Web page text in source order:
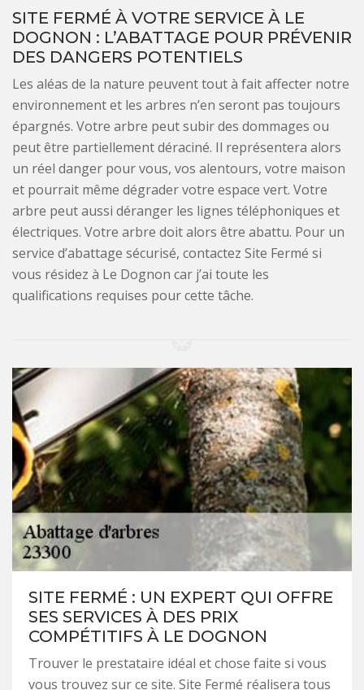
SITE FERMÉ À VOTRE SERVICE À LE
DOGNON : L’ABATTAGE POUR PRÉVENIR
DES DANGERS POTENTIELS
Les aléas de la nature peuvent tout à fait affecter notre
environnement et les arbres n’en seront pas toujours
épargnés. Votre arbre peut subir des dommages ou
peut être partiellement déraciné. Il représentera alors
un réel danger pour vous, vos alentours, votre maison
et pourrait même dégrader votre espace vert. Votre
arbre peut aussi déranger les lignes téléphoniques et
électriques. Votre arbre doit alors être abattu. Pour un
service d’abattage sécurisé, contactez Site Fermé si
vous résidez à Le Dognon car j’ai toute les
qualifications requises pour cette tâche.
SITE FERMÉ : UN EXPERT QUI OFFRE
SES SERVICES À DES PRIX
COMPÉTITIFS À LE DOGNON
Trouver le prestataire idéal et chose faite si vous
vous trouvez sur ce site. Site Fermé réalisera tous